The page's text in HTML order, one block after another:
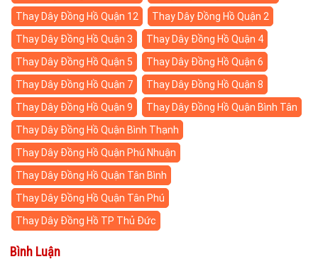
Thay Dây Đồng Hồ Quận 12
Thay Dây Đồng Hồ Quận 2
Thay Dây Đồng Hồ Quận 3
Thay Dây Đồng Hồ Quận 4
Thay Dây Đồng Hồ Quận 5
Thay Dây Đồng Hồ Quận 6
Thay Dây Đồng Hồ Quận 7
Thay Dây Đồng Hồ Quận 8
Thay Dây Đồng Hồ Quận 9
Thay Dây Đồng Hồ Quận Bình Tân
Thay Dây Đồng Hồ Quận Bình Thạnh
Thay Dây Đồng Hồ Quận Phú Nhuận
Thay Dây Đồng Hồ Quận Tân Bình
Thay Dây Đồng Hồ Quận Tân Phú
Thay Dây Đồng Hồ TP Thủ Đức
Bình Luận